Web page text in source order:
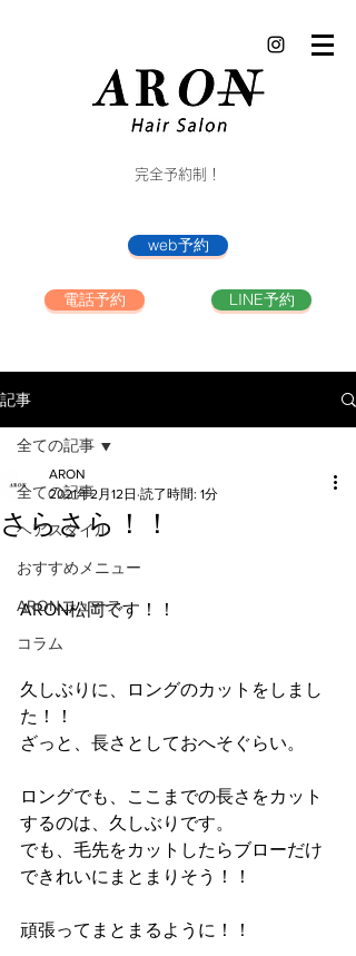
完全予約制！
web予約
電話予約 LINE予約
記事
全ての記事
ヘアスタイル
おすすめメニュー
ARONニュース
コラム
全ての記事
さらさら！！
ARON
2021年2月12日 読了時間: 1分
ARON松岡です！！
久しぶりに、ロングのカットをしまし
た！！
ざっと、長さとしておへそぐらい。
ロングでも、ここまでの長さをカット
するのは、久しぶりです。
でも、毛先をカットしたらブローだけ
できれいにまとまりそう！！
頑張ってまとまるように！！